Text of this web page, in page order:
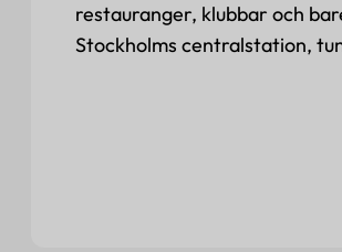
restauranger, klubbar och
Stockholms centralstation,